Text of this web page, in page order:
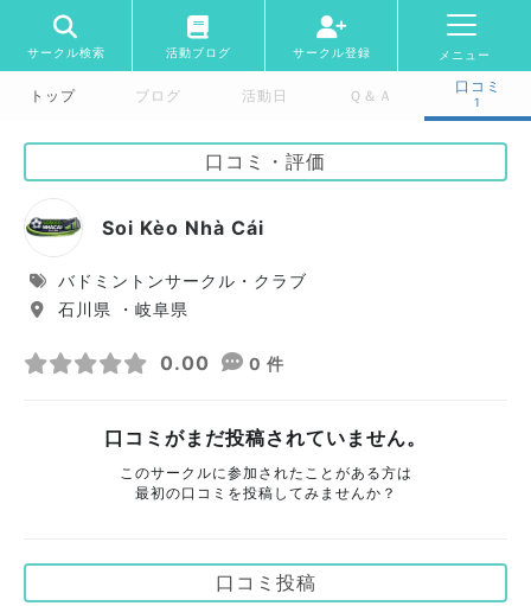
サークル検索 活動ブログ サークル登録 メニュー
トップ ブログ 活動日 Ｑ＆Ａ
口コミ
1
口コミ・評価
Soi Kèo Nhà Cái
バドミントンサークル・クラブ
石川県 ・岐阜県
0.00 0 件
口コミがまだ投稿されていません。
このサークルに参加されたことがある方は
最初の口コミを投稿してみませんか？
口コミ投稿